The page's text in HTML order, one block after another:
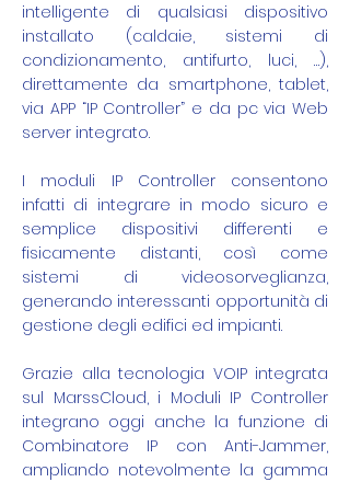
intelligente di qualsiasi dispositivo
installato (caldaie, sistemi di
condizionamento, antifurto, luci, …),
direttamente da smartphone, tablet,
via APP “IP Controller” e da pc via Web
server integrato.
I moduli IP Controller consentono
infatti di integrare in modo sicuro e
semplice dispositivi differenti e
fisicamente distanti, così come
sistemi di videosorveglianza,
generando interessanti opportunità di
gestione degli edifici ed impianti.
Grazie alla tecnologia VOIP integrata
sul MarssCloud, i Moduli IP Controller
integrano oggi anche la funzione di
Combinatore IP con Anti-Jammer,
ampliando notevolmente la gamma